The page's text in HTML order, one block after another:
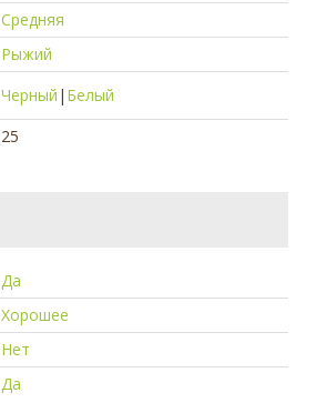
Средняя
Рыжий
Черный | Белый
25
Да
Хорошее
Нет
Да